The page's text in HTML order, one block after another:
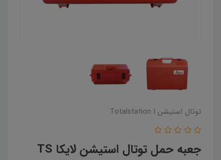
توتال استیشن Totalstation I
جعبه حمل توتال استیشن لایکا TS